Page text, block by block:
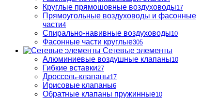
Круглые прямошовные воздуховоды17
Прямоугольные воздуховоды и фасонные
части4
Спирально-навивные воздуховоды10
Фасонные части круглые305
Сетевые элементы
Алюминиевые воздушные клапаны10
Гибкие вставки27
Дроссель-клапаны17
Ирисовые клапаны6
Обратные клапаны пружинные10